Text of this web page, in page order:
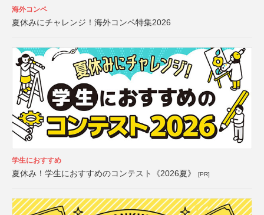
海外コンペ
夏休みにチャレンジ！海外コンペ特集2026
学生におすすめ
夏休み！学生におすすめのコンテスト《2026夏》 [PR]